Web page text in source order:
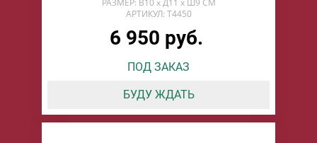
РАЗМЕР: В10 х Д11 х Ш9 СМ
АРТИКУЛ: T4450
6 950 руб.
ПОД ЗАКАЗ
БУДУ ЖДАТЬ